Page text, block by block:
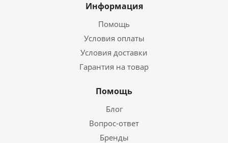
Информация
Помощь
Условия оплаты
Условия доставки
Гарантия на товар
Помощь
Блог
Вопрос-ответ
Бренды